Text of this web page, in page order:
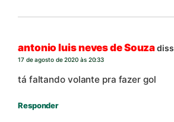
antonio luis neves de Souza
17 de agosto de 2020 às 20:33
tá faltando volante pra fazer gol
Responder